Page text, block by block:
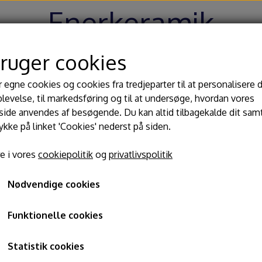
Enerkeramik
Hjem Shop
begitninger
til glasur
Værktøj
Modeller pinde
Passer og drejemål
Pensler og glasursprøjter
Blog Om Kontakt
halvkugle, udvendig og indvendig brug 30-35 cm
Kvætseform halvkugle,
indvendig brug 30-35 cm
Varenummer: 398
cookies
egne cookies og cookies fra tredjeparter til at personalisere
til markedsføring og til at undersøge, hvordan vores
anvendes af besøgende. Du kan altid tilbagekalde dit
på linket 'Cookies' nederst på siden.
i vores cookiepolitik og privatlivspolitik
Nødvendige cookies
Funktionelle cookies
Statistik cookies